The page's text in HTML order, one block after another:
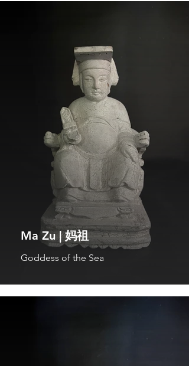
Ma Zu | 妈祖
Goddess of the Sea